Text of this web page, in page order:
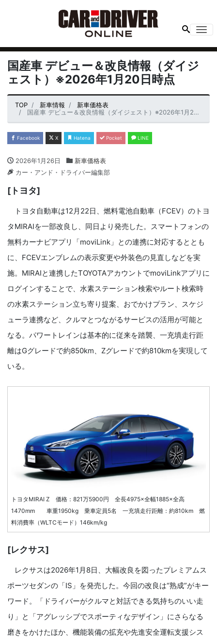
国産車 デビュー＆改良情報（ダイジ
ェスト）※2026年1月20日時点
TOP 新車情報
新車価格表
国産車 デビュー＆改良情報（ダイジェスト）※2026年1月20日時点
Facebook X Hatena Pocket LINE
2026年1月26日
新車価格表
カー・アンド・ドライバー編集部
[トヨタ]
トヨタ自動車は12月22日、燃料電池自動車（FCEV）のトヨ
タMIRAIを一部改良し、同日より発売した。スマートフォンの
無料カーナビアプリ「moviLink」との連携に対応するととも
に、FCEVエンブレムの表示変更や外装色の見直しなどを実
施。MIRAIと連携したTOYOTAアカウントでmoviLinkアプリに
ログインすることで、水素ステーション検索やルート検索時
の水素ステーション立ち寄り提案、おでかけプラン、スケジ
ューラ連携など、クルマとつながるサービスの活用が可能と
なる。パワートレインは基本的に従来を踏襲、一充填走行距
離はGグレードで約850km、Zグレードで約810kmを実現して
いる。
トヨタMIRAI Z 価格：821万5900円 全長4975×全幅1885×全高
1470mm 車重1950kg 乗車定員5名 一充填走行距離：約810km 燃
料消費率（WLTCモード）146km/kg
[レクサス]
レクサスは2026年1月8日、大幅改良を図ったプレミアムス
ポーツセダンの「IS」を発売した。今回の改良は“熟成”がキー
ワード。「ドライバーがクルマと対話できる気持ちのいい走
り」と「アグレッシブでスポーティなデザイン」にさらなる
磨きをかけたほか、機能装備の拡充や先進安全運転支援シス